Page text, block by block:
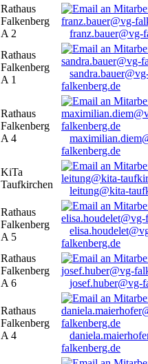
Rathaus
Falkenberg
A 2
franz.bauer@vg-
Rathaus
Falkenberg
A 1
falkenberg.de
Rathaus
Falkenberg
A 4
falkenberg.de
KiTa
Taufkirchen
leitung@kita-
Rathaus
Falkenberg
A 5
falkenberg.de
Rathaus
Falkenberg
A 6
josef.huber@vg-
Rathaus
Falkenberg
A 4
falkenberg.de